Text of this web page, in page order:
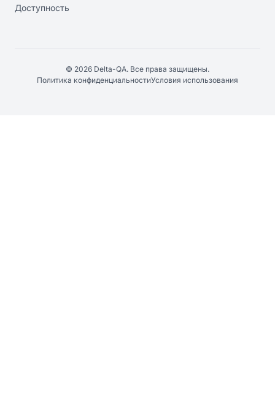
Доступность
© 2026 Delta-QA. Все права защищены.
Политика конфиденциальностиУсловия использования